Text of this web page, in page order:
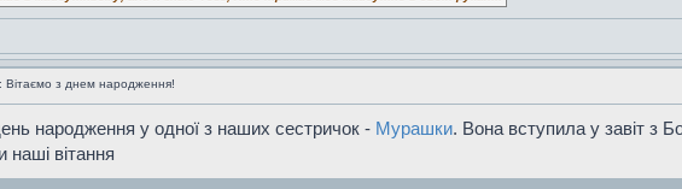
Вітаємо з днем народження!
народження у одної з наших сестричок - Мурашки. Вона вступила у завіт з
наші вітання